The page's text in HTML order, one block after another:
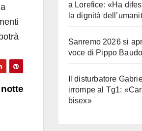
a Lorefice: «Ha
la dignità
Sanremo 2026 si
voce di Pippo Baudo
Il disturbatore
irrompe al Tg1:
bisex»